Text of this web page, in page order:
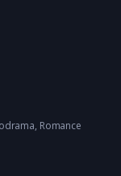
, Romance